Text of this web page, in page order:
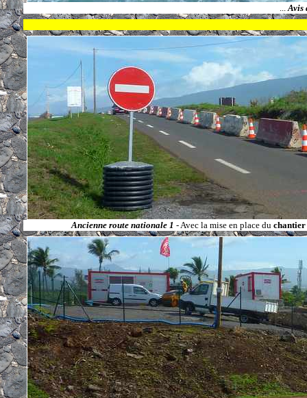
...Avis
Ancienne route nationale 1 - Avec la mise en place du chantier